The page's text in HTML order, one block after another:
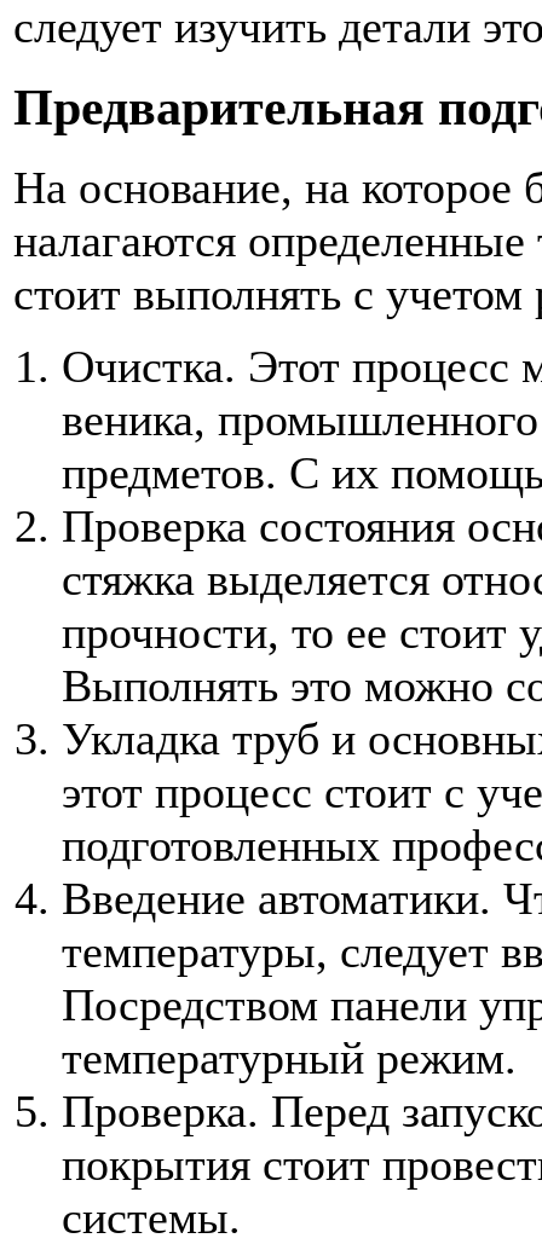
следует изучить детали
Предварительная
На основание, на которое
налагаются определенные
стоит выполнять с учетом
Очистка. Этот процесс
веника,
предметов. С их
Проверка состояния
стяжка выделяется
прочности, то ее стоит
Выполнять это можно
Укладка труб и
этот процесс стоит с
подготовленных
Введение автоматики.
температуры, следует
Посредством панели
температурный режим.
Проверка. Перед
покрытия стоит
системы.